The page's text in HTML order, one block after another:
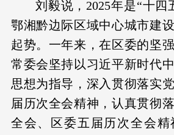
刘毅说，2025年是“十四
鄂湘黔边际区域中心城市建
起势。一年来，在区委的坚
常委会坚持以习近平新时代
思想为指导，深入贯彻落实
届历次全会精神，认真贯彻
全会、区委五届历次全会精